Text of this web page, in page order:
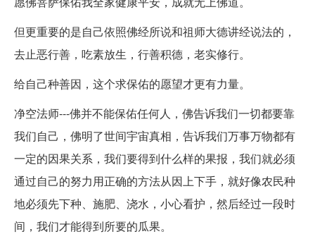
但更重要的是自己依照佛经所说和祖师大德讲经说法的，
去止恶行善，吃素放生，行善积德，老实修行。
给自己种善因，这个求保佑的愿望才更有力量。
净空法师---佛并不能保佑任何人，佛告诉我们一切都要靠
我们自己，佛明了世间宇宙真相，告诉我们万事万物都有
一定的因果关系，我们要得到什么样的果报，我们就必须
通过自己的努力用正确的方法从因上下手，就好像农民种
地必须先下种、施肥、浇水，小心看护，然后经过一段时
间，我们才能得到所要的瓜果。